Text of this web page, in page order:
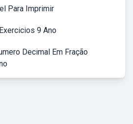
Para Imprimir
9 Ano
Decimal Em Fração